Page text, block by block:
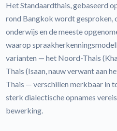
Het Standaardthais, gebaseerd
rond Bangkok wordt gesproken,
onderwijs en de meeste
waarop
varianten — het Noord-Thais
Thais (Isaan, nauw verwant aan
Thais — verschillen merkbaar in
sterk dialectische opnames
bewerking.